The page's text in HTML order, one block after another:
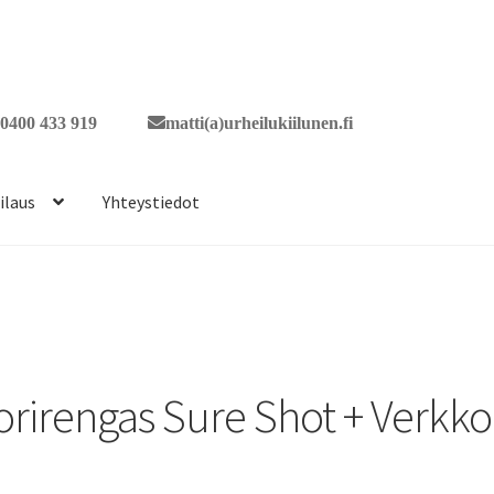
0400 433 919 matti(a)urheilukiilunen.fi
Yhteystiedot
Sure Shot + Verkko